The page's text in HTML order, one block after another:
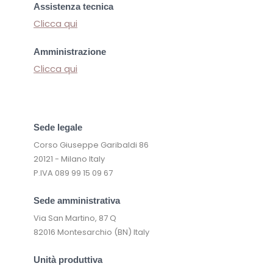
Assistenza tecnica
Clicca qui
Amministrazione
Clicca qui
Sede legale
Corso Giuseppe Garibaldi 86
20121 - Milano Italy
P.IVA 089 99 15 09 67
Sede amministrativa
Via San Martino, 87 Q
82016 Montesarchio (BN) Italy
Unità produttiva